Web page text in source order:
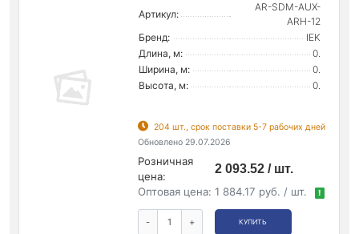
Артикул:
AR-SDM-AUX-
ARH-12
Бренд:
IEK
Длина, м:
0.
Ширина, м:
0.
Высота, м:
0.
204 шт., срок поставки 5-7 рабочих дней
Обновлено 29.07.2026
Розничная
цена:
2 093.52 / шт.
Оптовая цена: 1 884.17 руб. / шт. !
- + КУПИТЬ